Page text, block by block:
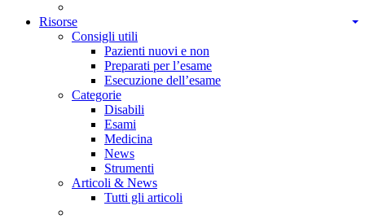
Risorse
Consigli utili
Pazienti nuovi e non
Preparati per l’esame
Esecuzione dell’esame
Categorie
Disabili
Esami
Medicina
News
Strumenti
Articoli & News
Tutti gli articoli